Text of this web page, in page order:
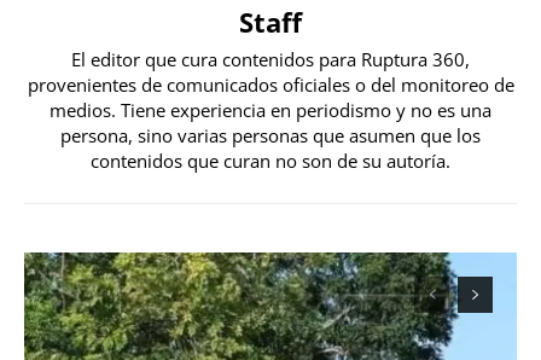
Staff
El editor que cura contenidos para Ruptura 360,
provenientes de comunicados oficiales o del monitoreo de
medios. Tiene experiencia en periodismo y no es una
persona, sino varias personas que asumen que los
contenidos que curan no son de su autoría.